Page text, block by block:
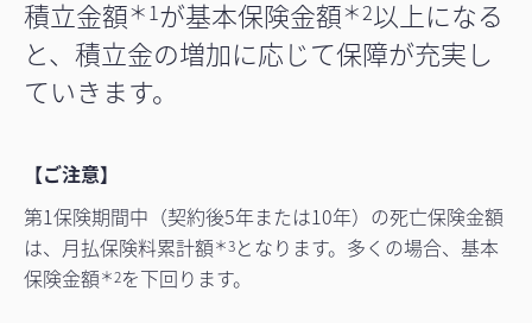
積立金額＊1が基本保険金額＊2以上になる
と、積立金の増加に応じて保障が充実し
ていきます。
【ご注意】
第1保険期間中（契約後5年または10年）の死亡保険金額
は、月払保険料累計額＊3となります。多くの場合、基本
保険金額＊2を下回ります。